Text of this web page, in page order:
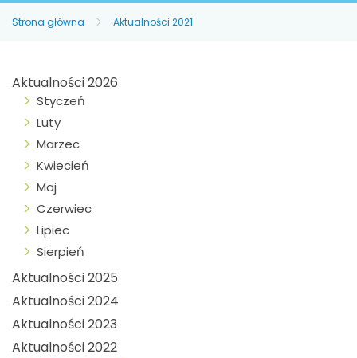
Strona główna Aktualności 2021
Aktualności 2026
Styczeń
Luty
Marzec
Kwiecień
Maj
Czerwiec
Lipiec
Sierpień
Aktualności 2025
Aktualności 2024
Aktualności 2023
Aktualności 2022